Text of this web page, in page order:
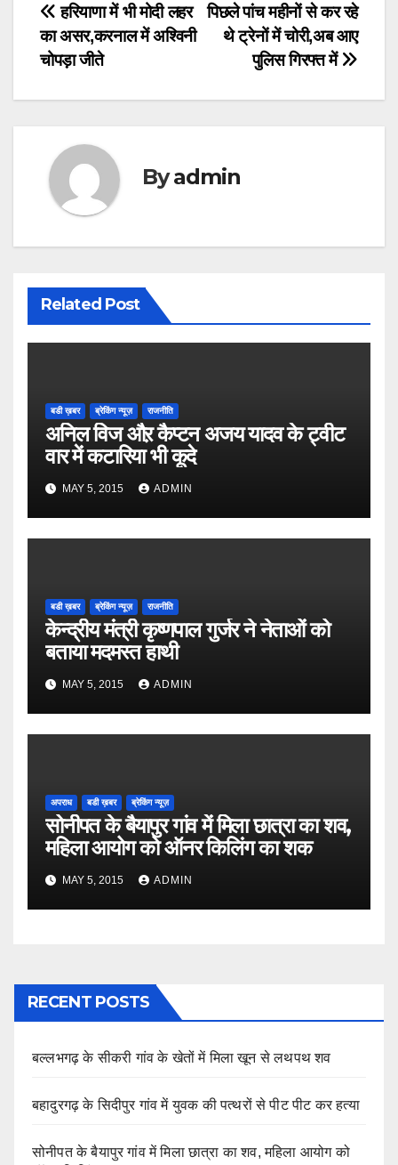
Post
navigation
पिछले पांच महीनों से कर रहे
थे ट्रेनों में चोरी,अब आए
पुलिस गिरफ्त में
हरियाणा में भी मोदी लहर
का असर,करनाल में अश्विनी
चोपड़ा जीते
Byadmin
Related Post
बडी ख़बर ब्रेकिंग न्यूज़ राजनीति
अनिल विज औऱ कैप्टन अजय यादव के ट्वीट
वार में कटारिया भी कूदे
MAY 5, 2015 ADMIN
बडी ख़बर ब्रेकिंग न्यूज़ राजनीति
केन्द्रीय मंत्री कृष्णपाल गुर्जर ने नेताओं को
बताया मदमस्त हाथी
MAY 5, 2015 ADMIN
अपराध बडी ख़बर ब्रेकिंग न्यूज़
सोनीपत के बैयापुर गांव में मिला छात्रा का शव,
महिला आयोग को ऑनर किलिंग का शक
MAY 5, 2015 ADMIN
RECENT POSTS
बल्लभगढ़ के सीकरी गांव के खेतों में मिला खून से लथपथ शव
बहादुरगढ़ के सिदीपुर गांव में युवक की पत्थरों से पीट पीट कर हत्या
सोनीपत के बैयापुर गांव में मिला छात्रा का शव, महिला आयोग को